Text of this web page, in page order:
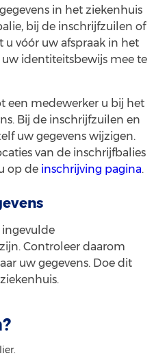
in het ziekenhuis
bij de inschrijfzuilen of
vóór uw afspraak in het
identiteitsbewijs mee te
een medewerker u bij het
Bij de inschrijfzuilen en
uw gegevens wijzigen.
van de inschrijfbalies
op de inschrijving pagina.
Controleer daarom
uw gegevens. Doe dit